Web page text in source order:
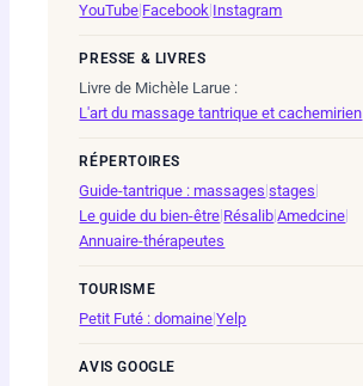
YouTube Facebook Instagram
PRESSE & LIVRES
Livre de Michèle Larue :
L'art du massage tantrique et cachemirien
RÉPERTOIRES
Guide-tantrique : massages |stages
Le guide du bien-être Résalib |Amedcine
Annuaire-thérapeutes
TOURISME
Petit Futé : domaine |Yelp
AVIS GOOGLE